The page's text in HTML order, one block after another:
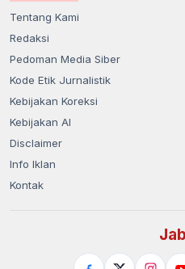
Tentang Kami
Redaksi
Pedoman Media Siber
Kode Etik Jurnalistik
Kebijakan Koreksi
Kebijakan AI
Disclaimer
Info Iklan
Kontak